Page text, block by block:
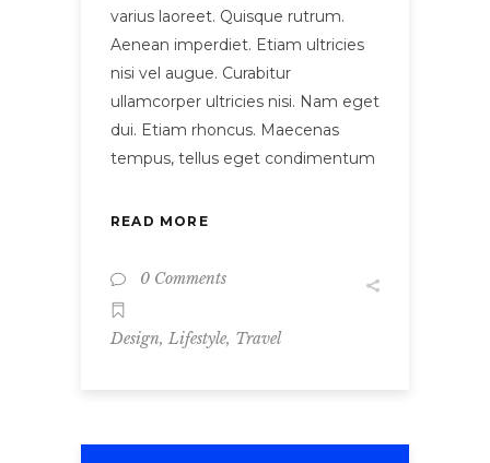
varius laoreet. Quisque rutrum.
Aenean imperdiet. Etiam ultricies
nisi vel augue. Curabitur
ullamcorper ultricies nisi. Nam eget
dui. Etiam rhoncus. Maecenas
tempus, tellus eget condimentum
READ MORE
0 Comments
Design, Lifestyle, Travel